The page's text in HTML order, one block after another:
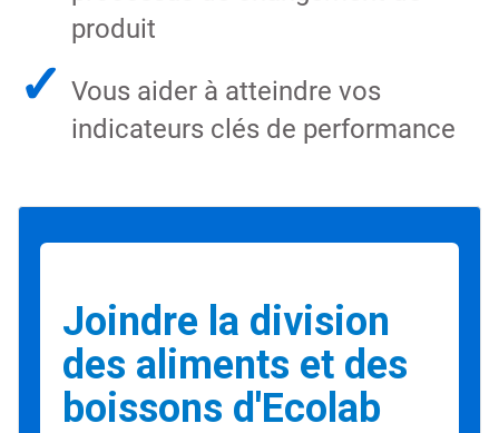
produit
✓ Vous aider à atteindre vos
indicateurs clés de performance
Joindre la division
des aliments et des
boissons d'Ecolab